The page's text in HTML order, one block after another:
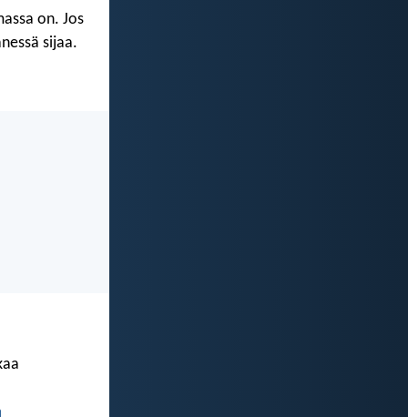
on. Jos
sijaa.